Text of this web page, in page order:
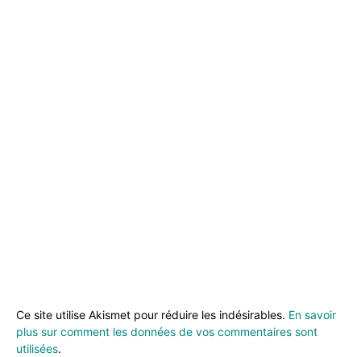
Ce site utilise Akismet pour réduire les indésirables. En savoir
plus sur comment les données de vos commentaires sont
utilisées.